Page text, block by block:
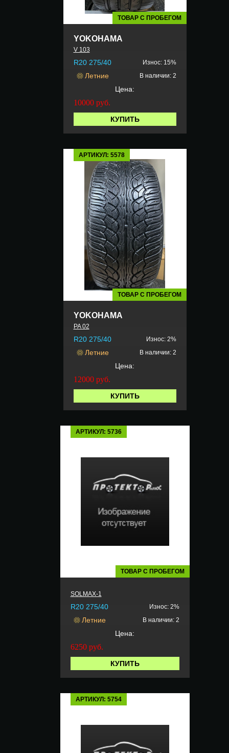
ТОВАР С ПРОБЕГОМ
YOKOHAMA
V 103
R20 275/40 Износ: 15%
Летние В наличии: 2
Цена:
10000 руб.
КУПИТЬ
АРТИКУЛ: 5578
ТОВАР С ПРОБЕГОМ
YOKOHAMA
PA 02
R20 275/40 Износ: 2%
Летние В наличии: 2
Цена:
12000 руб.
КУПИТЬ
АРТИКУЛ: 5736
ТОВАР С ПРОБЕГОМ
SOLMAX-1
R20 275/40 Износ: 2%
Летние В наличии: 2
Цена:
6250 руб.
КУПИТЬ
АРТИКУЛ: 5754